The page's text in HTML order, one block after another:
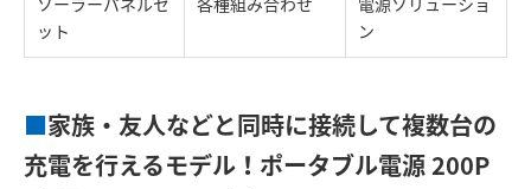
ット
ン
■家族・友人などと同時に接続して複数台の
充電を行えるモデル！ポータブル電源 200P